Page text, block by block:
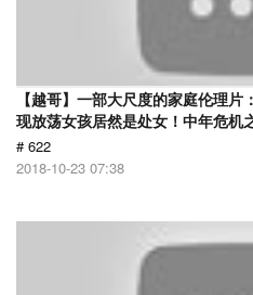
【越哥】一部大尺度的家庭伦理
现放荡女孩居然是处女！中年危机
# 622
2018-10-23 07:38